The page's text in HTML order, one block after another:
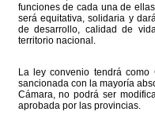
funciones de cada una de
será equitativa, solidaria y
de desarrollo, calidad de
territorio nacional.
La ley convenio tendrá
sancionada con la mayoría
Cámara, no podrá ser
aprobada por las provincias.